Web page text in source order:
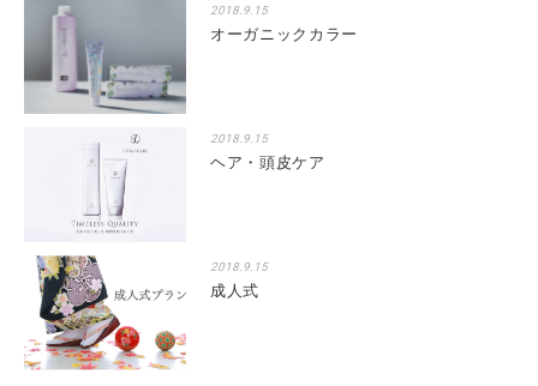
2018.9.15
オーガニックカラー
2018.9.15
ヘア・頭皮ケア
2018.9.15
成人式